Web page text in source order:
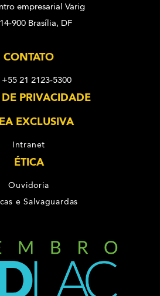
empresarial Varig
900 Brasília, DF
CONTATO
+55 21 2123-5300
PRIVACIDADE
EXCLUSIVA
Intranet
ÉTICA
Ouvidoria
e Salvaguardas